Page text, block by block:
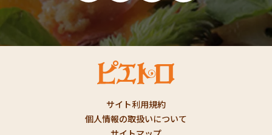
サイト利用規約
個人情報の取扱いについて